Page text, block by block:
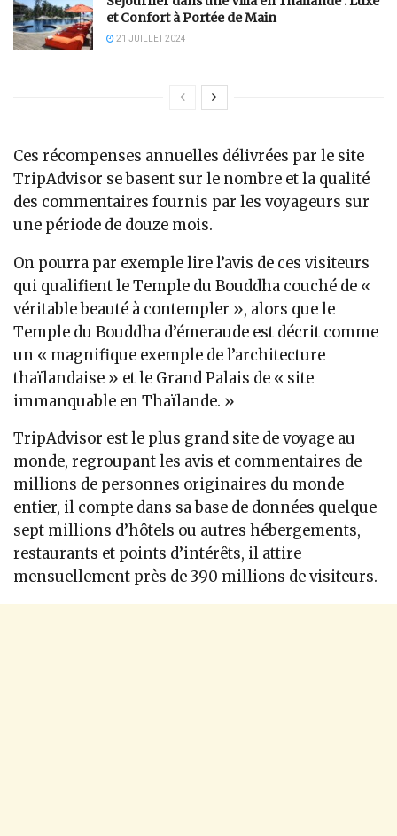
et Confort à Portée de Main
21 JUILLET 2024
Ces récompenses annuelles délivrées par le site
TripAdvisor se basent sur le nombre et la qualité
des commentaires fournis par les voyageurs sur
une période de douze mois.
On pourra par exemple lire l’avis de ces visiteurs
qui qualifient le Temple du Bouddha couché de «
véritable beauté à contempler », alors que le
Temple du Bouddha d’émeraude est décrit comme
un « magnifique exemple de l’architecture
thaïlandaise » et le Grand Palais de « site
immanquable en Thaïlande. »
TripAdvisor est le plus grand site de voyage au
monde, regroupant les avis et commentaires de
millions de personnes originaires du monde
entier, il compte dans sa base de données quelque
sept millions d’hôtels ou autres hébergements,
restaurants et points d’intérêts, il attire
mensuellement près de 390 millions de visiteurs.